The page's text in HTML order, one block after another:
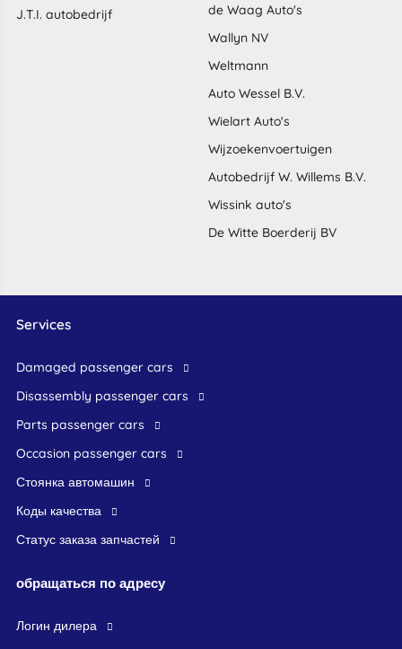
J.T.I. autobedrijf
de Waag Auto's
Wallyn NV
Weltmann
Auto Wessel B.V.
Wielart Auto's
Wijzoekenvoertuigen
Autobedrijf W. Willems B.V.
Wissink auto's
De Witte Boerderij BV
Services
damaged passenger cars
disassembly passenger cars
parts passenger cars
occasion passenger cars
стоянка автомашин
Коды качества
Статус заказа запчастей
обращаться по адресу
логин дилера